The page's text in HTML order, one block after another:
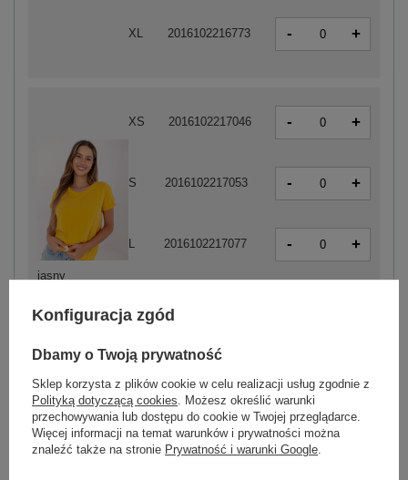
jasny
XS 2016102217046 - +
S 2016102217053 - +
L 2016102217077 - +
XS 2016102217381 -
XL 2016102216773 - +
Konfiguracja zgód
Dbamy o Twoją prywatność
Sklep korzysta z plików cookie w celu realizacji usług zgodnie z
Polityką dotyczącą cookies . Możesz określić warunki
przechowywania lub dostępu do cookie w Twojej przeglądarce.
Więcej informacji na temat warunków i prywatności można
znaleźć także na stronie Prywatność i warunki Google